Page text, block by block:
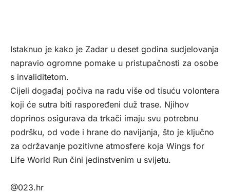
Istaknuo je kako je Zadar u deset godina sudjelovanja
napravio ogromne pomake u pristupačnosti za osobe
s invaliditetom.
Cijeli događaj počiva na radu više od tisuću volontera
koji će sutra biti raspoređeni duž trase. Njihov
doprinos osigurava da trkači imaju svu potrebnu
podršku, od vode i hrane do navijanja, što je ključno
za održavanje pozitivne atmosfere koja Wings for
Life World Run čini jedinstvenim u svijetu.
@023.hr